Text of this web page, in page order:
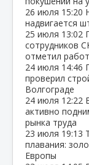
26 июля 15:20
надвигается
25 июля 13:02
сотрудников
отметил
24 июля 14:46
проверил
Волгограде
24 июля 12:22
активно
рынка труда
23 июля 19:13
плавания:
Европы